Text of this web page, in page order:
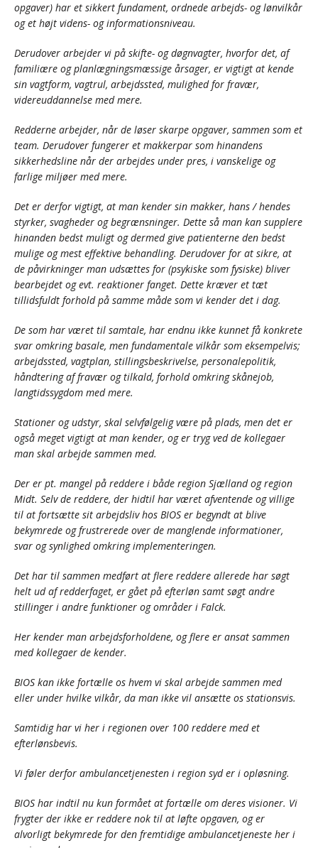
opgaver) har et sikkert fundament, ordnede arbejds- og lønvilkår
og et højt videns- og informationsniveau.
Derudover arbejder vi på skifte- og døgnvagter, hvorfor det, af
familiære og planlægningsmæssige årsager, er vigtigt at kende
sin vagtform, vagtrul, arbejdssted, mulighed for fravær,
videreuddannelse med mere.
Redderne arbejder, når de løser skarpe opgaver, sammen som et
team. Derudover fungerer et makkerpar som hinandens
sikkerhedsline når der arbejdes under pres, i vanskelige og
farlige miljøer med mere.
Det er derfor vigtigt, at man kender sin makker, hans / hendes
styrker, svagheder og begrænsninger. Dette så man kan supplere
hinanden bedst muligt og dermed give patienterne den bedst
mulige og mest effektive behandling. Derudover for at sikre, at
de påvirkninger man udsættes for (psykiske som fysiske) bliver
bearbejdet og evt. reaktioner fanget. Dette kræver et tæt
tillidsfuldt forhold på samme måde som vi kender det i dag.
De som har været til samtale, har endnu ikke kunnet få konkrete
svar omkring basale, men fundamentale vilkår som eksempelvis;
arbejdssted, vagtplan, stillingsbeskrivelse, personalepolitik,
håndtering af fravær og tilkald, forhold omkring skånejob,
langtidssygdom med mere.
Stationer og udstyr, skal selvfølgelig være på plads, men det er
også meget vigtigt at man kender, og er tryg ved de kollegaer
man skal arbejde sammen med.
Der er pt. mangel på reddere i både region Sjælland og region
Midt. Selv de reddere, der hidtil har været afventende og villige
til at fortsætte sit arbejdsliv hos BIOS er begyndt at blive
bekymrede og frustrerede over de manglende informationer,
svar og synlighed omkring implementeringen.
Det har til sammen medført at flere reddere allerede har søgt
helt ud af redderfaget, er gået på efterløn samt søgt andre
stillinger i andre funktioner og områder i Falck.
Her kender man arbejdsforholdene, og flere er ansat sammen
med kollegaer de kender.
BIOS kan ikke fortælle os hvem vi skal arbejde sammen med
eller under hvilke vilkår, da man ikke vil ansætte os stationsvis.
Samtidig har vi her i regionen over 100 reddere med et
efterlønsbevis.
Vi føler derfor ambulancetjenesten i region syd er i opløsning.
BIOS har indtil nu kun formået at fortælle om deres visioner. Vi
frygter der ikke er reddere nok til at løfte opgaven, og er
alvorligt bekymrede for den fremtidige ambulancetjeneste her i